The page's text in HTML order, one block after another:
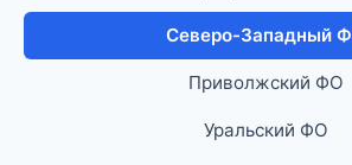
Северо-Западный
Приволжский ФО
Уральский ФО